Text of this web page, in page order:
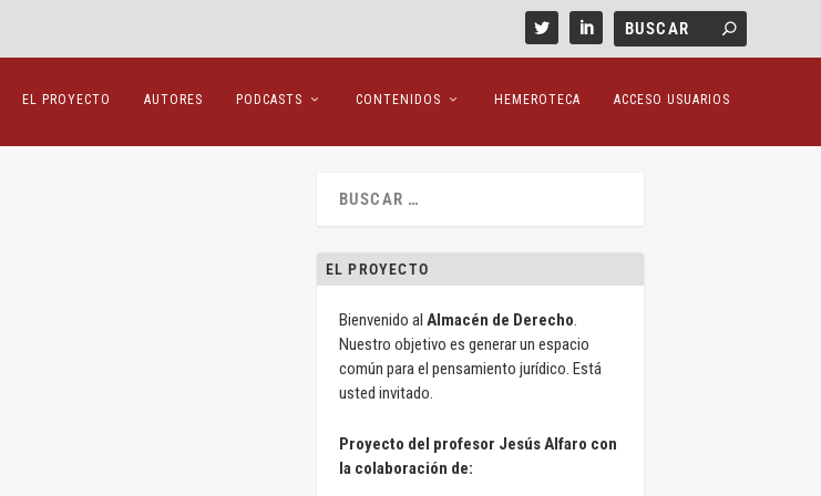
EL PROYECTO AUTORES PODCASTS CONTENIDOS HEMEROTECA ACCESO USUARIOS
EL PROYECTO
Bienvenido al Almacén de Derecho.
Nuestro objetivo es generar un espacio
común para el pensamiento jurídico. Está
usted invitado.
Proyecto del profesor Jesús Alfaro con
la colaboración de: